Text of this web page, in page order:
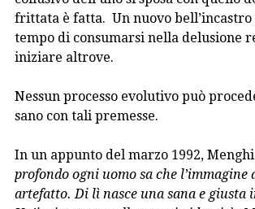
frittata è fatta. Un nuovo
tempo di consumarsi nella delusione
iniziare altrove.
Nessun processo evolutivo può
sano con tali premesse.
In un appunto del marzo 1992,
profondo ogni uomo sa che l’immagine
artefatto. Di lì nasce una sana e giusta